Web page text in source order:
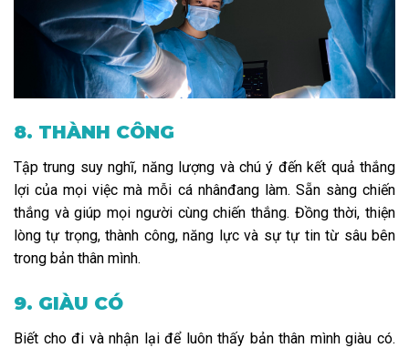
8. THÀNH CÔNG
Tập trung suy nghĩ, năng lượng và chú ý đến kết quả thắng
lợi của mọi việc mà mỗi cá nhânđang làm. Sẵn sàng chiến
thắng và giúp mọi người cùng chiến thắng. Đồng thời, thiện
lòng tự trọng, thành công, năng lực và sự tự tin từ sâu bên
trong bản thân mình.
9. GIÀU CÓ
Biết cho đi và nhận lại để luôn thấy bản thân mình giàu có.